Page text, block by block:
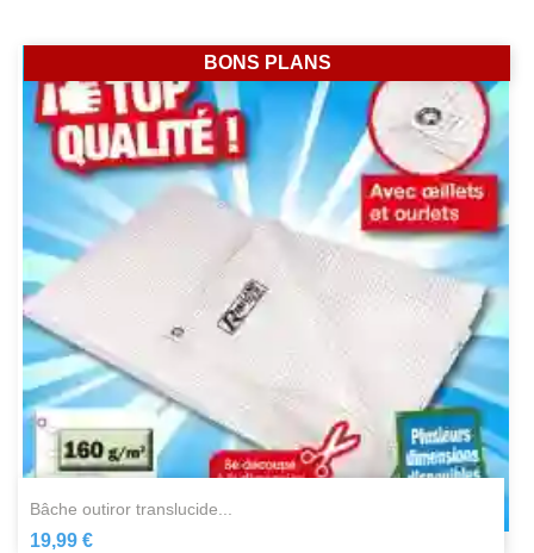
bâche outiror translucide...
19,99 €
BONS PLANS